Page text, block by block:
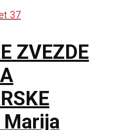
37
ZVEZDE
Marija